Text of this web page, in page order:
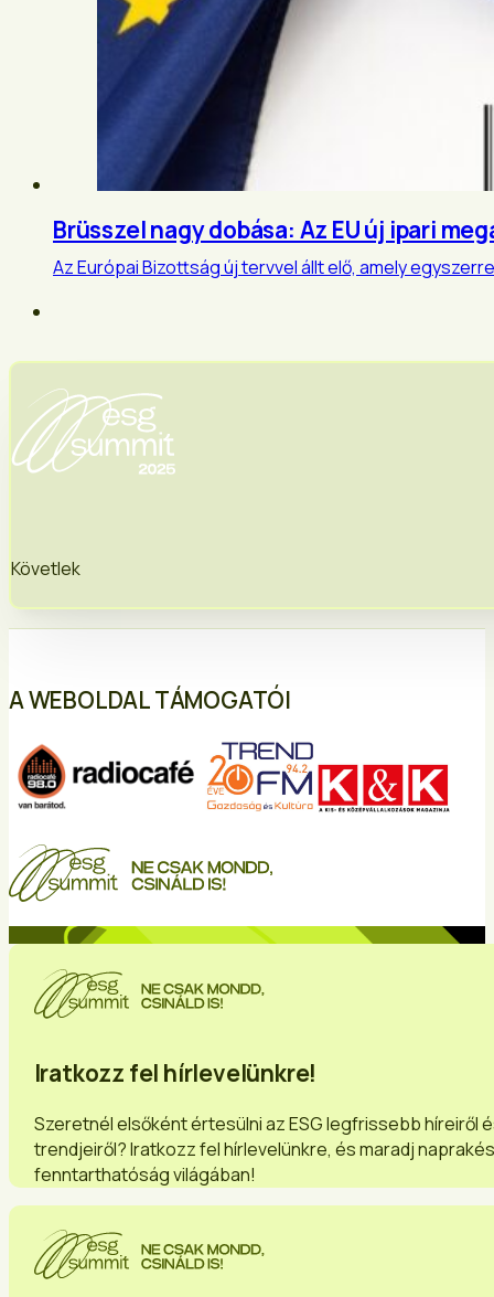
Brüsszel nagy dobása: Az EU új ipari
Az Európai Bizottság új tervvel állt elő, amely
Követlek
A WEBOLDAL TÁMOGATÓI
Iratkozz fel hírlevelünkre!
Szeretnél elsőként értesülni az ESG legfrissebb híreiről
trendjeiről? Iratkozz fel hírlevelünkre, és maradj
fenntarthatóság világában!